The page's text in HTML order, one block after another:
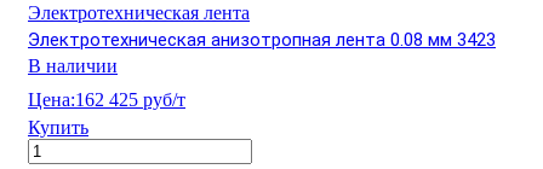
Электротехническая лента
Электротехническая анизотропная лента 0.08 мм 3423
В наличии
Цена:162 425 руб/т
Купить